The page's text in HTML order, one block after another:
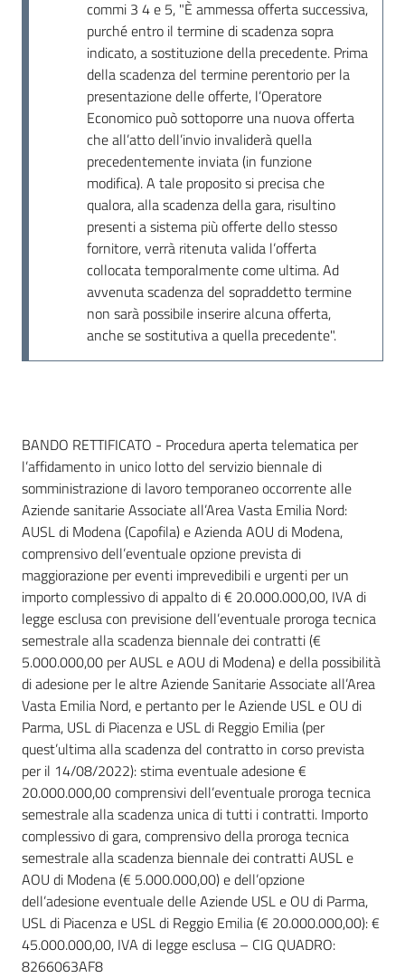
commi 3 4 e 5, "È ammessa offerta successiva,
purché entro il termine di scadenza sopra
indicato, a sostituzione della precedente. Prima
della scadenza del termine perentorio per la
presentazione delle offerte, l’Operatore
Economico può sottoporre una nuova offerta
che all’atto dell’invio invaliderà quella
precedentemente inviata (in funzione
modifica). A tale proposito si precisa che
qualora, alla scadenza della gara, risultino
presenti a sistema più offerte dello stesso
fornitore, verrà ritenuta valida l’offerta
collocata temporalmente come ultima. Ad
avvenuta scadenza del sopraddetto termine
non sarà possibile inserire alcuna offerta,
anche se sostitutiva a quella precedente".
Dati del bando
BANDO RETTIFICATO - Procedura aperta telematica per
l’affidamento in unico lotto del servizio biennale di
somministrazione di lavoro temporaneo occorrente alle
Aziende sanitarie Associate all’Area Vasta Emilia Nord:
AUSL di Modena (Capofila) e Azienda AOU di Modena,
comprensivo dell’eventuale opzione prevista di
maggiorazione per eventi imprevedibili e urgenti per un
importo complessivo di appalto di € 20.000.000,00, IVA di
legge esclusa con previsione dell’eventuale proroga tecnica
semestrale alla scadenza biennale dei contratti (€
5.000.000,00 per AUSL e AOU di Modena) e della possibilità
di adesione per le altre Aziende Sanitarie Associate all’Area
Vasta Emilia Nord, e pertanto per le Aziende USL e OU di
Parma, USL di Piacenza e USL di Reggio Emilia (per
quest’ultima alla scadenza del contratto in corso prevista
per il 14/08/2022): stima eventuale adesione €
20.000.000,00 comprensivi dell’eventuale proroga tecnica
semestrale alla scadenza unica di tutti i contratti. Importo
complessivo di gara, comprensivo della proroga tecnica
semestrale alla scadenza biennale dei contratti AUSL e
AOU di Modena (€ 5.000.000,00) e dell’opzione
dell’adesione eventuale delle Aziende USL e OU di Parma,
USL di Piacenza e USL di Reggio Emilia (€ 20.000.000,00): €
45.000.000,00, IVA di legge esclusa – CIG QUADRO:
8266063AF8